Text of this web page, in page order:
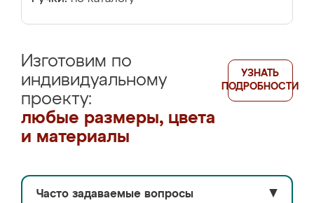
Изготовим по
индивидуальному
проекту:
любые размеры, цвета
и материалы
УЗНАТЬ
ПОДРОБНОСТИ
Часто задаваемые вопросы ▼